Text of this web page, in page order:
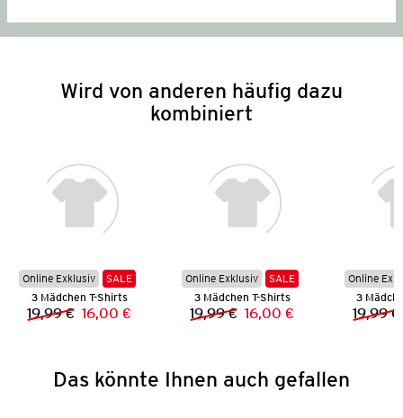
Wird von anderen häufig dazu
kombiniert
Online Exklusiv
SALE
3 Mädchen T-Shirts
Vorheriger Preis:
19,99 € Neuer Preis:
16,00 €
Online Exklusiv
SALE
3 Mädchen T-Shirts
Vorheriger Preis:
19,99 € Neuer Preis:
16,00 €
Online
3
19,99 €
Das könnte Ihnen auch gefallen